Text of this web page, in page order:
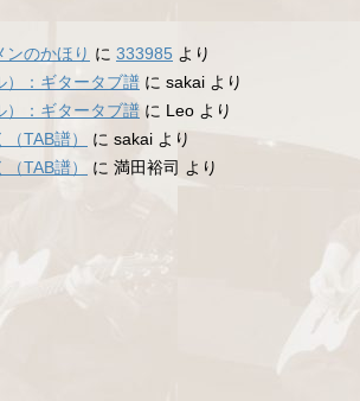
ンのかほり に 333985 より
）：ギタータブ譜 に sakai より
）：ギタータブ譜 に Leo より
TAB譜）
に sakai より
TAB譜）
に 満田裕司 より